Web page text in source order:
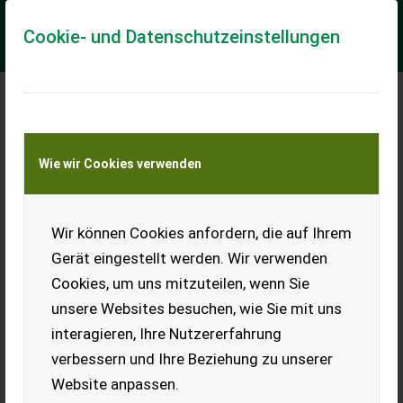
Cookie- und Datenschutzeinstellungen
Wie wir Cookies verwenden
Wir können Cookies anfordern, die auf Ihrem
Gerät eingestellt werden. Wir verwenden
Cookies, um uns mitzuteilen, wenn Sie
unsere Websites besuchen, wie Sie mit uns
interagieren, Ihre Nutzererfahrung
verbessern und Ihre Beziehung zu unserer
Website anpassen.
Meine Transportkostenanfrage
Transport von Land- und Baumaschinen –
KEINE Tiertransporte
CLAAS Corio 870 FC Conspeed
- Baujahr 2019 - 8-reihig - 70 cm Reihenabstand -
Haubenerhöhung rechts und links - Stoppelknicker - Zusatz-
Stoppelknicker - Gegenschneide-Kit - Wi...
EUR 59.880 inkl. 20 % MwSt.